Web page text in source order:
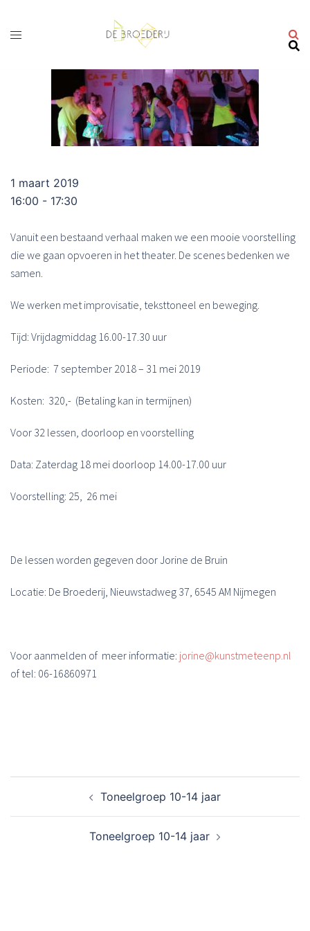
1 maart 2019
16:00 - 17:30
Vanuit een bestaand verhaal maken we een mooie voorstelling
die we gaan opvoeren in het theater. De scenes bedenken we
samen.
We werken met improvisatie, teksttoneel en beweging.
Tijd: Vrijdagmiddag 16.00-17.30 uur
Periode: 7 september 2018 – 31 mei 2019
Kosten: 320,- (Betaling kan in termijnen)
Voor 32 lessen, doorloop en voorstelling
Data: Zaterdag 18 mei doorloop 14.00-17.00 uur
Voorstelling: 25, 26 mei
De lessen worden gegeven door Jorine de Bruin
Locatie: De Broederij, Nieuwstadweg 37, 6545 AM Nijmegen
Voor aanmelden of meer informatie: jorine@kunstmeteenp.nl
of tel: 06-16860971
Toneelgroep 10-14 jaar
Toneelgroep 10-14 jaar